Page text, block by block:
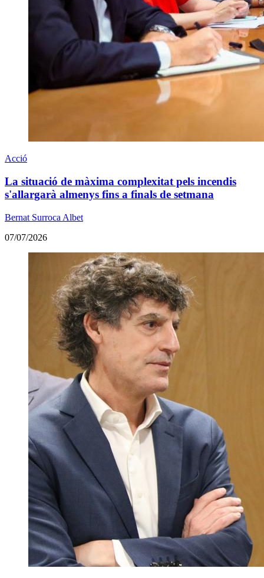
Acció
La situació de màxima complexitat pels incendis
s'allargarà almenys fins a finals de setmana
Bernat Surroca Albet
07/07/2026